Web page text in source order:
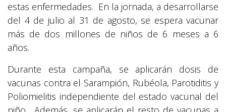
estas enfermedades. En la jornada, a desarrollarse
del 4 de julio al 31 de agosto, se espera vacunar
más de dos millones de niños de 6 meses a 6
años.
Durante esta campaña, se aplicarán dosis de
vacunas contra el Sarampión, Rubéola, Parotiditis y
Poliomielitis independiente del estado vacunal del